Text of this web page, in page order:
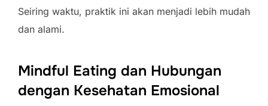
Seiring waktu, praktik ini akan menjadi lebih mudah
dan alami.
Mindful Eating dan Hubungan
dengan Kesehatan Emosional